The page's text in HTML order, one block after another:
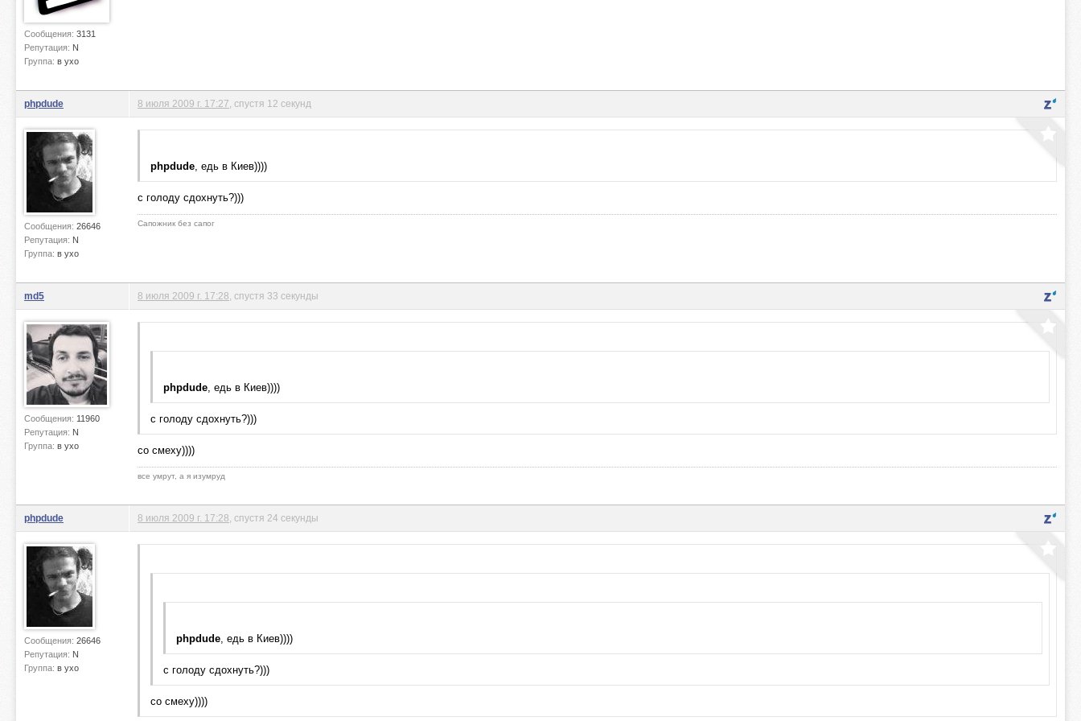
Сообщения: 3131
Репутация: N
Группа: в ухо
phpdude
Сообщения: 26646
Репутация: N
Группа: в ухо
8 июля 2009 г. 17:27 , спустя 12 секунд
phpdude, едь в Киев))))
с голоду сдохнуть?)))
Сапожник без сапог
md5
Сообщения: 11960
Репутация: N
Группа: в ухо
8 июля 2009 г. 17:28 , спустя 33 секунды
phpdude, едь в Киев))))
с голоду сдохнуть?)))
со смеху))))
все умрут, а я изумруд
phpdude
Сообщения: 26646
Репутация: N
Группа: в ухо
8 июля 2009 г. 17:28 , спустя 24 секунды
phpdude, едь в Киев))))
с голоду сдохнуть?)))
со смеху))))